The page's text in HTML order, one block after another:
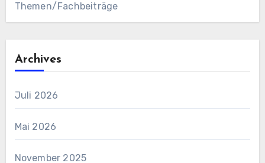
Themen/Fachbeiträge
Archives
Juli 2026
Mai 2026
November 2025